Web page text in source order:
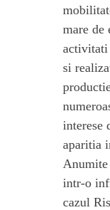
mare de
activitati
si
interese
aparitia
intr-o
cazul